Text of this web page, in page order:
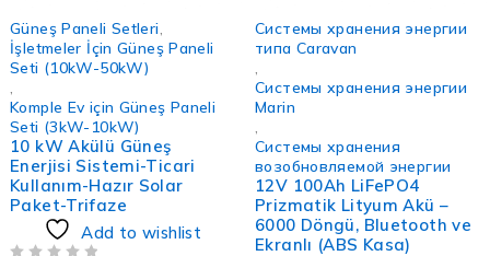
Güneş Paneli Setleri
İşletmeler İçin Güneş Paneli
Seti (10kW-50kW)
Komple Ev için Güneş Paneli
Seti (3kW-10kW)
10 kW Akülü Güneş
Enerjisi Sistemi-Ticari
Kullanım-Hazır Solar
Paket-Trifaze
Add to wishlist
Системы хранения энергии
типа Caravan
Системы хранения энергии
Marin
Системы хранения
возобновляемой энергии
12V 100Ah LiFePO4
Prizmatik Lityum Akü –
6000 Döngü, Bluetooth ve
Ekranlı (ABS Kasa)